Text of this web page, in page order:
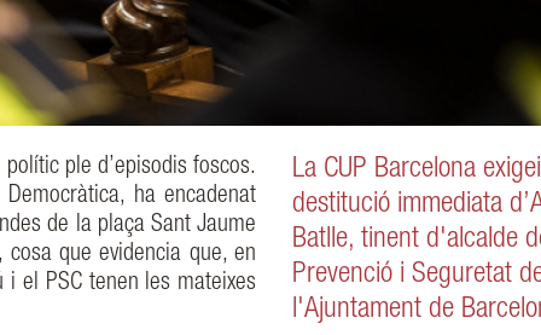
ple d’episodis foscos.
ha encadenat
de la plaça Sant Jaume
que evidencia que, en
el PSC tenen les mateixes
La CUP Barcelona
destitució immediata
Batlle, tinent d'alcalde
Prevenció i Seguretat
l'Ajuntament de